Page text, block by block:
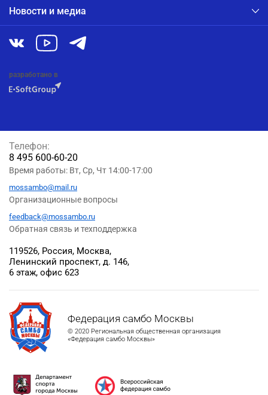
Новости и медиа
разработано в
Федерация самбо Москвы
© 2020 Региональная общественная организация
«Федерация самбо Москвы»
119526, Россия, Москва,
Ленинский проспект, д. 146,
6 этаж, офис 623
Телефон:
8 495 600-60-20
Время работы: Вт, Ср, Чт 14:00-17:00
mossambo@mail.ru
Организационные вопросы
feedback@mossambo.ru
Обратная связь и техподдержка